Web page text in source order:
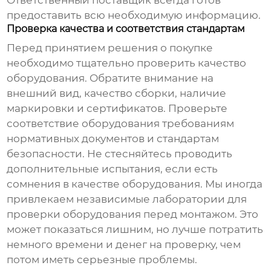
предоставить всю необходимую информацию.
Проверка качества и соответствия стандартам
Перед принятием решения о покупке
необходимо тщательно проверить качество
оборудования. Обратите внимание на
внешний вид, качество сборки, наличие
маркировки и сертификатов. Проверьте
соответствие оборудования требованиям
нормативных документов и стандартам
безопасности. Не стесняйтесь проводить
дополнительные испытания, если есть
сомнения в качестве оборудования. Мы иногда
привлекаем независимые лаборатории для
проверки оборудования перед монтажом. Это
может показаться лишним, но лучше потратить
немного времени и денег на проверку, чем
потом иметь серьезные проблемы.